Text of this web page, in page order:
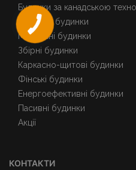
Будинки за канадською
Каркасні будинки
Модульні будинки
Збірні будинки
Каркасно-щитові будинки
Фінські будинки
Енергоефективні будинки
Пасивні будинки
Акції
КОНТАКТИ